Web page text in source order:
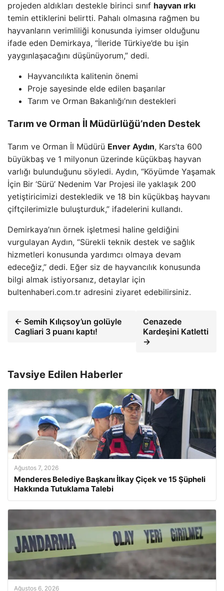
projeden aldıkları destekle birinci sınıf hayvan ırkı
temin ettiklerini belirtti. Pahalı olmasına rağmen bu
hayvanların verimliliği konusunda iyimser olduğunu
ifade eden Demirkaya, “İleride Türkiye’de bu işin
yaygınlaşacağını düşünüyorum,” dedi.
Hayvancılıkta kalitenin önemi
Proje sayesinde elde edilen başarılar
Tarım ve Orman Bakanlığı’nın destekleri
Tarım ve Orman İl Müdürlüğü’nden Destek
Tarım ve Orman İl Müdürü Enver Aydın, Kars’ta 600
büyükbaş ve 1 milyonun üzerinde küçükbaş hayvan
varlığı bulunduğunu söyledi. Aydın, “Köyümde Yaşamak
İçin Bir ‘Sürü’ Nedenim Var Projesi ile yaklaşık 200
yetiştiricimizi destekledik ve 18 bin küçükbaş hayvanı
çiftçilerimizle buluşturduk,” ifadelerini kullandı.
Demirkaya’nın örnek işletmesi haline geldiğini
vurgulayan Aydın, “Sürekli teknik destek ve sağlık
hizmetleri konusunda yardımcı olmaya devam
edeceğiz,” dedi. Eğer siz de hayvancılık konusunda
bilgi almak istiyorsanız, detaylar için
bultenhaberi.com.tr adresini ziyaret edebilirsiniz.
← Semih Kılıçsoy’un golüyle
Cagliari 3 puanı kaptı!
Cenazede
Kardeşini Katletti
→
Tavsiye Edilen Haberler
Ağustos 7, 2026
Menderes Belediye Başkanı İlkay Çiçek ve 15 Şüpheli
Hakkında Tutuklama Talebi
Ağustos 6, 2026